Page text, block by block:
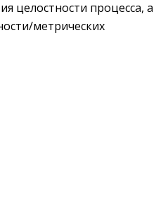
целостности процесса, а
метрических